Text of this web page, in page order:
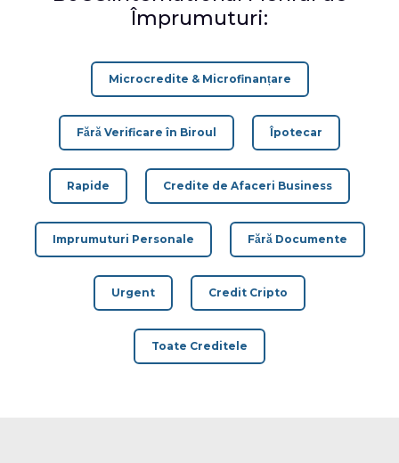
Împrumuturi:
Microcredite & Microfinanțare
Fără Verificare în Biroul Îpotecar
Rapide Credite de Afaceri Business
Imprumuturi Personale Fără Documente
Urgent Credit Cripto
Toate Creditele